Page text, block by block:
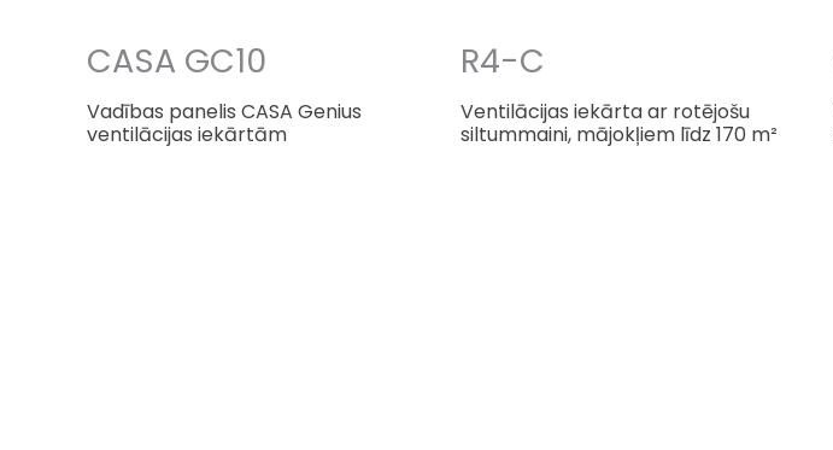
CASA GC10
Vadības panelis CASA Genius
ventilācijas iekārtām
R4-C
Ventilācijas iekārta ar rotējošu
siltummaini, mājokļiem līdz 170 m²